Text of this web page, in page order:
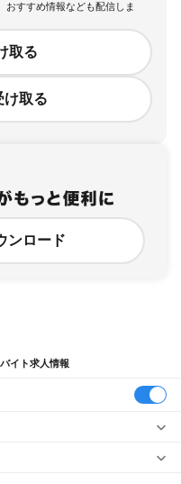
おすすめ情報なども配信しま
取る
け取る
ンロード
イト求人情報